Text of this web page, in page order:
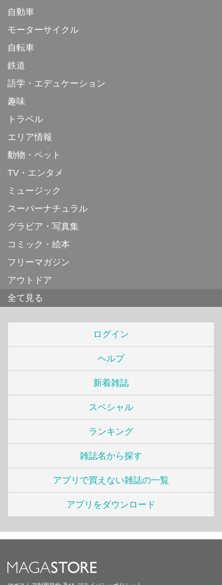
自動車
モーターサイクル
自転車
鉄道
語学・エデュケーション
趣味
トラベル
エリア情報
動物・ペット
TV・エンタメ
ミュージック
スーパーナチュラル
グラビア・写真集
コミック・絵本
フリーマガジン
アウトドア
全て見る
ログイン
ヘルプ
新着雑誌
スペシャル
ランキング
雑誌名から探す
アプリで買えない雑誌の一覧
アプリをダウンロード